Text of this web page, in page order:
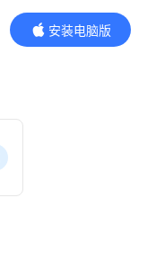
安装电脑版
内容更精彩